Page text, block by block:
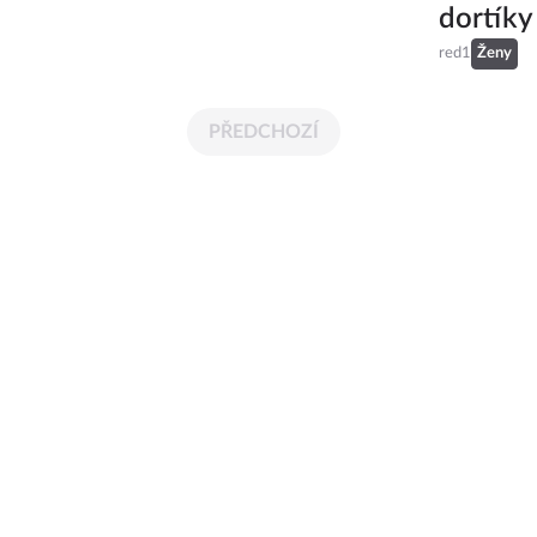
dortíky
red1 Ženy
PŘEDCHOZÍ